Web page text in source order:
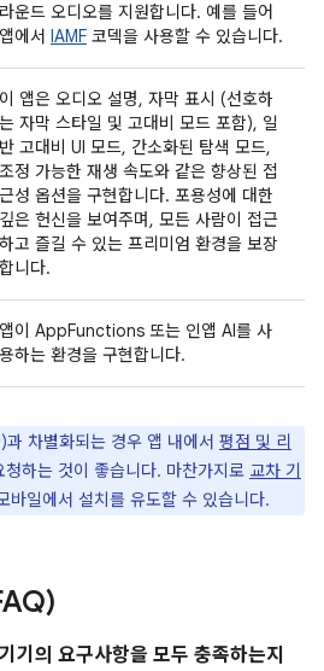
라운드 오디오를 지원합니다. 예를 들어
앱에서 IAMF 코덱을 사용할 수 있습니다.
이 앱은 오디오 설명, 자막 표시 (선호하
는 자막 스타일 및 고대비 모드 포함), 일
반 고대비 UI 모드, 간소화된 탐색 모드,
조정 가능한 재생 속도와 같은 향상된 접
근성 옵션을 구현합니다. 포용성에 대한
깊은 헌신을 보여주며, 모든 사람이 접근
하고 즐길 수 있는 프리미엄 환경을 보장
합니다.
앱이 AppFunctions 또는 인앱 AI를 사
용하는 환경을 구현합니다.
차별화되는 경우 앱 내에서 평점 및 리
하는 것이 좋습니다. 마찬가지로 교차 기
바일에서 설치를 유도할 수 있습니다.
기의 요구사항을 모두 충족하는지